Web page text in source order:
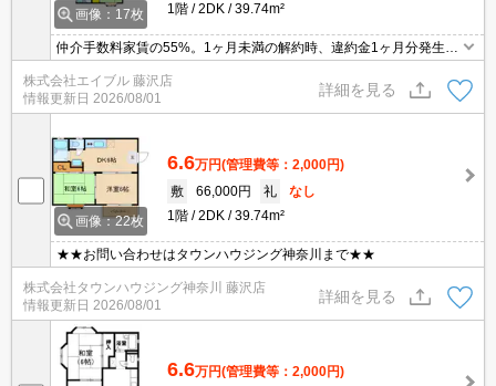
画像：17枚
1階
2DK 39.74m²
仲介手数料家賃の55%。1ヶ月未満の解約時、違約金1ヶ月分発生。
駐車場は敷地内。最新の空室状況はお気軽にお問い合わせ下さい。
経済的な都市ガス使用。うれしい礼金0!。バス・トイレ別。
株式会社エイブル 藤沢店
情報更新日 2026/08/01
詳細を見る
画像：22枚
6.6万円(管理費等：2,000円)
敷
66,000円 礼
なし
1階
2DK 39.74m²
★★お問い合わせはタウンハウジング神奈川まで★★
株式会社タウンハウジング神奈川 藤沢店
情報更新日 2026/08/01
詳細を見る
6.6万円(管理費等：2,000円)